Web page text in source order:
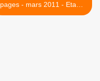
pages - mars 2011 - Etape
2 (pour le fun) >